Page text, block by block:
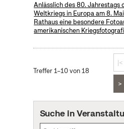
Anlässlich des 80. Jahrestags
Weltkriegs in Europa am 8.
Rathaus eine besondere
amerikanischen
Treffer 1–10 von 18
|<
>
Suche in